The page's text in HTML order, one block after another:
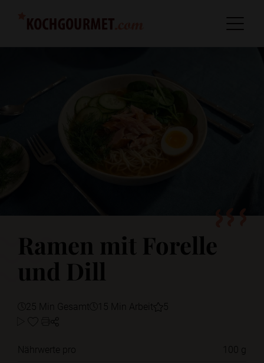
Ramen mit Forelle
und Dill
25 Min Gesamt 15 Min Arbeit 5
Nährwerte pro
100 g